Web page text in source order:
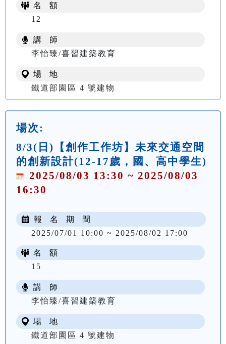
名 額
12
講 師
李怡臻/喜習建築教育
場 地
鐵道部園區 4 號建物
場次:
8/3(日)【創作工作坊】未來交通空間
的創新設計(12-17歲，國、高中學生)
2025/08/03 13:30 ~ 2025/08/03
16:30
報 名 期 間
2025/07/01 10:00 ~ 2025/08/02 17:00
名 額
15
講 師
李怡臻/喜習建築教育
場 地
鐵道部園區 4 號建物